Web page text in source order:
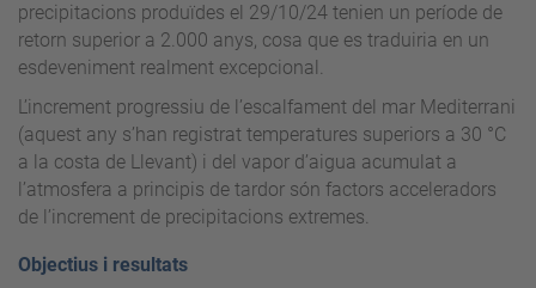
precipitacions produïdes el 29/10/24 tenien un període de
retorn superior a 2.000 anys, cosa que es traduiria en un
esdeveniment realment excepcional.
L’increment progressiu de l’escalfament del mar Mediterrani
(aquest any s’han registrat temperatures superiors a 30 °C
a la costa de Llevant) i del vapor d’aigua acumulat a
l’atmosfera a principis de tardor són factors acceleradors
de l’increment de precipitacions extremes.
Objectius i resultats